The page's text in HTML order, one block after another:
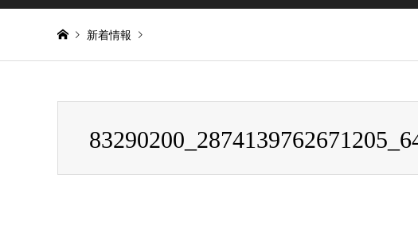
新着情報
83290200_2874139762671205_6443390313477177344_n